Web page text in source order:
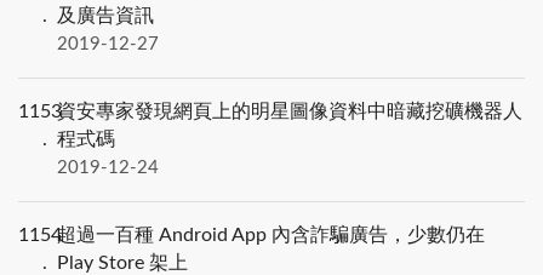
及廣告資訊
2019-12-27
1153資安專家發現網頁上的明星圖像資料中暗藏挖礦機器人
程式碼
2019-12-24
1154超過一百種 Android App 內含詐騙廣告，少數仍在
Play Store 架上